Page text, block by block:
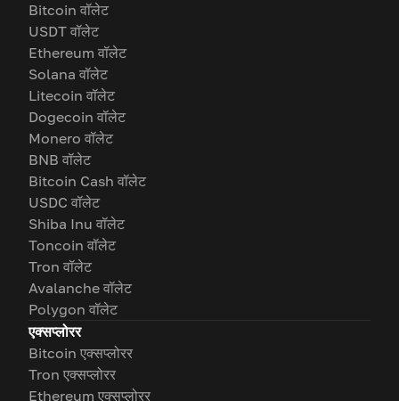
Bitcoin वॉलेट
USDT वॉलेट
Ethereum वॉलेट
Solana वॉलेट
Litecoin वॉलेट
Dogecoin वॉलेट
Monero वॉलेट
BNB वॉलेट
Bitcoin Cash वॉलेट
USDC वॉलेट
Shiba Inu वॉलेट
Toncoin वॉलेट
Tron वॉलेट
Avalanche वॉलेट
Polygon वॉलेट
एक्सप्लोरर
Bitcoin एक्सप्लोरर
Tron एक्सप्लोरर
Ethereum एक्सप्लोरर